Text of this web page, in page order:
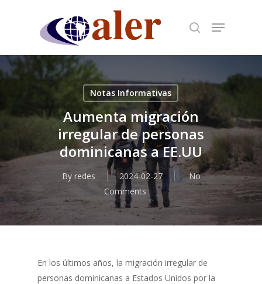
content
Notas Informativas
Aumenta migración
irregular de personas
dominicanas a EE.UU
By redes 2024-02-27
No
Comments
En los últimos años, la migración irregular de
personas dominicanas a Estados Unidos por la